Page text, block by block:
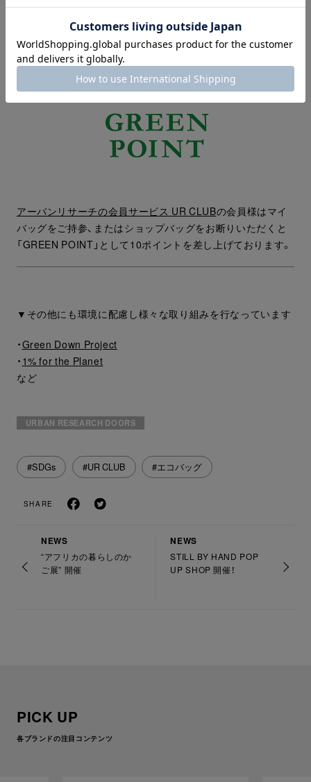
アーバンリサーチの会員サービス UR CLUBの会員様はマイ
バッグをご持参、またはショップバッグをお断りいただくと
「GREEN POINT」として10ポイントを差し上げております。
▼その他にも環境に配慮し様々な取り組みを行なっています
・Green Down Project
・ 1% for the Planet
など
URBAN RESEARCH DOORS
#SDGs #UR CLUB #エコバッグ
SHARE
NEWS
“アフリカの暮らしのか
ご展” 開催
NEWS
STILL BY HAND POP
UP SHOP 開催！
PICK UP
各ブランドの注目コンテンツ